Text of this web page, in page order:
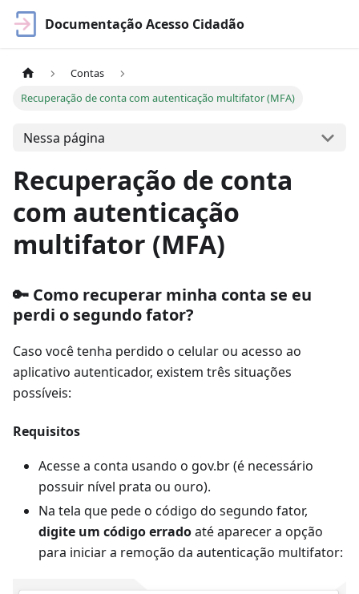
Documentação Acesso Cidadão
Contas
Recuperação de conta com autenticação multifator (MFA)
Nessa página
Recuperação de conta
com autenticação
multifator (MFA)
🔑 Como recuperar minha conta se eu
perdi o segundo fator?
Caso você tenha perdido o celular ou acesso ao
aplicativo autenticador, existem três situações
possíveis:
Requisitos
Acesse a conta usando o gov.br (é necessário
possuir nível prata ou ouro).
Na tela que pede o código do segundo fator,
digite um código erradoaté aparecer a opção
para iniciar a remoção da autenticação multifator: